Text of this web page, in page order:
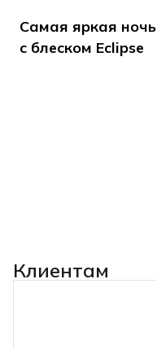
Самая яркая ночь
с блеском Eclipse
Клиентам